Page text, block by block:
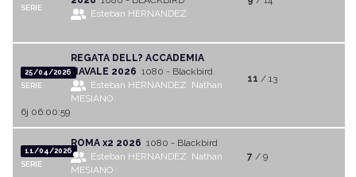
SERIE
Esteban HERNANDEZ
25/04/2026
SERIE
REGATA DELL? ACCADEMIA
NAVALE 2026 1080 - Blackbird
Esteban HERNANDEZ Nathan
MESIANO
11 / 13
6j 06:00:59
11/04/2026
SERIE
ROMA x2 2026 1080 - Blackbird
Esteban HERNANDEZ Nathan
MESIANO
7 / 9